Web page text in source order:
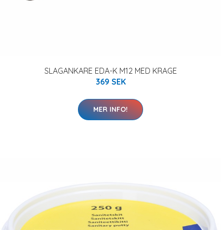
SLAGANKARE EDA-K M12 MED KRAGE
369 SEK
MER INFO!